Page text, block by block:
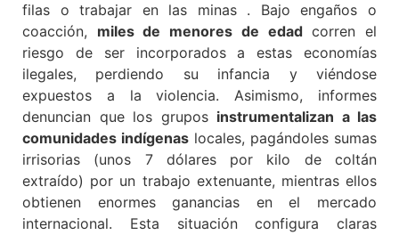
filas o trabajar en las minas . Bajo engaños o
coacción, miles de menores de edadcorren el
riesgo de ser incorporados a estas economías
ilegales, perdiendo su infancia y viéndose
expuestos a la violencia. Asimismo, informes
denuncian que los grupos instrumentalizan a las
comunidades indígenas locales, pagándoles sumas
irrisorias (unos 7 dólares por kilo de coltán
extraído) por un trabajo extenuante, mientras ellos
obtienen enormes ganancias en el mercado
internacional. Esta situación configura claras